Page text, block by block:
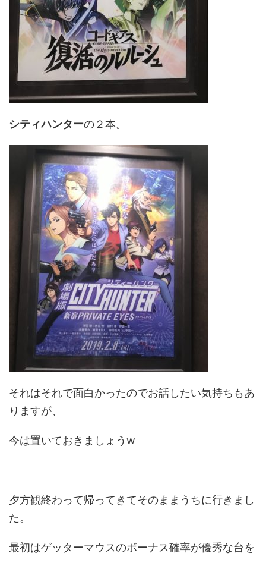
シティハンターの２本。
それはそれで面白かったのでお話したい気持ちもあ
りますが、
今は置いておきましょうw
夕方観終わって帰ってきてそのままうちに行きまし
た。
最初はゲッターマウスのボーナス確率が優秀な台を